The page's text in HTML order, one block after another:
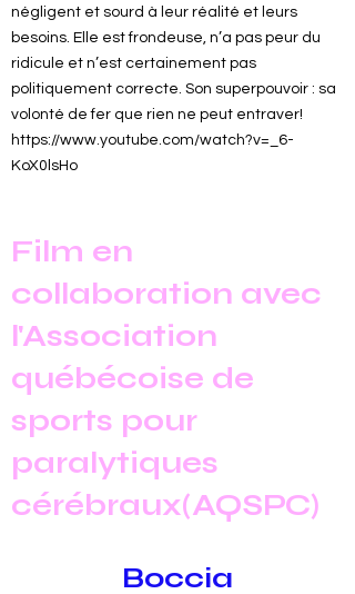
négligent et sourd à leur réalité et leurs
besoins. Elle est frondeuse, n’a pas peur du
ridicule et n’est certainement pas
politiquement correcte. Son superpouvoir : sa
volonté de fer que rien ne peut entraver!
https://www.youtube.com/watch?v=_6-
KoX0lsHo
Film en
collaboration avec
l'Association
québécoise de
sports pour
paralytiques
cérébraux(AQSPC)
Boccia